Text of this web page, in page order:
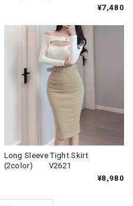
¥7,480
Long Sleeve Tight Skirt
(2color) V2621
¥8,980